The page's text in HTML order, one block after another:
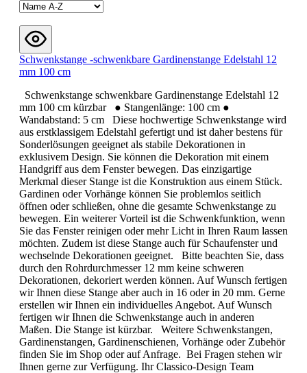
Schwenkstange -schwenkbare Gardinenstange Edelstahl 12
mm 100 cm
Schwenkstange schwenkbare Gardinenstange Edelstahl 12
mm 100 cm kürzbar ● Stangenlänge: 100 cm ●
Wandabstand: 5 cm Diese hochwertige Schwenkstange wird
aus erstklassigem Edelstahl gefertigt und ist daher bestens für
Sonderlösungen geeignet als stabile Dekorationen in
exklusivem Design. Sie können die Dekoration mit einem
Handgriff aus dem Fenster bewegen. Das einzigartige
Merkmal dieser Stange ist die Konstruktion aus einem Stück.
Gardinen oder Vorhänge können Sie problemlos seitlich
öffnen oder schließen, ohne die gesamte Schwenkstange zu
bewegen. Ein weiterer Vorteil ist die Schwenkfunktion, wenn
Sie das Fenster reinigen oder mehr Licht in Ihren Raum lassen
möchten. Zudem ist diese Stange auch für Schaufenster und
wechselnde Dekorationen geeignet. Bitte beachten Sie, dass
durch den Rohrdurchmesser 12 mm keine schweren
Dekorationen, dekoriert werden können. Auf Wunsch fertigen
wir Ihnen diese Stange aber auch in 16 oder in 20 mm. Gerne
erstellen wir Ihnen ein individuelles Angebot. Auf Wunsch
fertigen wir Ihnen die Schwenkstange auch in anderen
Maßen. Die Stange ist kürzbar. Weitere Schwenkstangen,
Gardinenstangen, Gardinenschienen, Vorhänge oder Zubehör
finden Sie im Shop oder auf Anfrage. Bei Fragen stehen wir
Ihnen gerne zur Verfügung. Ihr Classico-Design Team